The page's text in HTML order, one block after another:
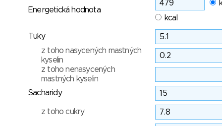
Energetická hodnota
kcal
Tuky
z toho nasycených mastných
kyselin
z toho nenasycených
mastných kyselin
Sacharidy
z toho cukry